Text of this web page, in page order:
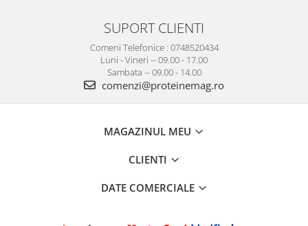
SUPORT CLIENTI
Comeni Telefonice : 0748520434
Luni - Vineri -- 09.00 - 17.00
Sambata -- 09.00 - 14.00
comenzi@proteinemag.ro
MAGAZINUL MEU
CLIENTI
DATE COMERCIALE